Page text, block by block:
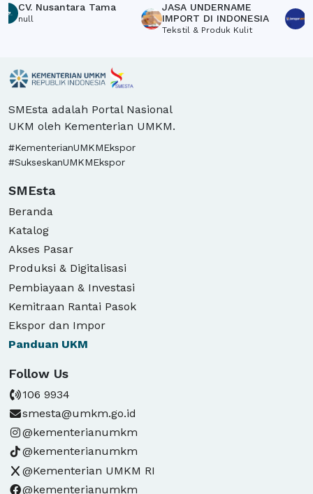
CV. Nusantara Tama
null
JASA UNDERNAME
IMPORT DI INDONESIA
Tekstil & Produk Kulit
SMEsta adalah Portal Nasional
UKM oleh Kementerian UMKM.
#KementerianUMKMEkspor
#SukseskanUMKMEkspor
SMEsta
Beranda
Katalog
Akses Pasar
Produksi & Digitalisasi
Pembiayaan & Investasi
Kemitraan Rantai Pasok
Ekspor dan Impor
Panduan UKM
Follow Us
106 9934
smesta@umkm.go.id
@kementerianumkm
@kementerianumkm
@Kementerian UMKM RI
@kementerianumkm